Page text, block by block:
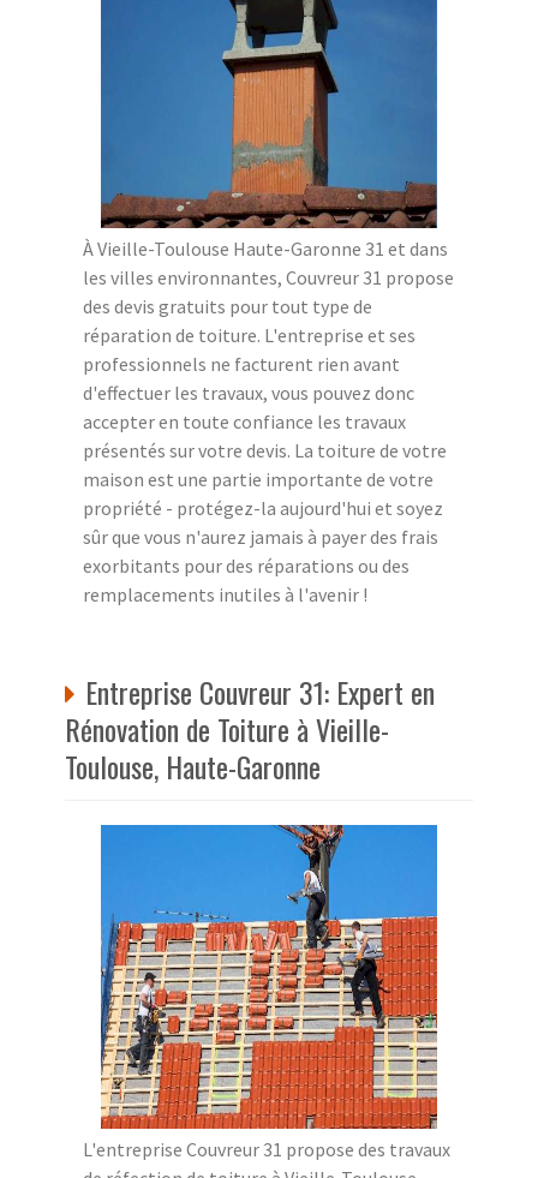
À Vieille-Toulouse Haute-Garonne 31 et dans
les villes environnantes, Couvreur 31 propose
des devis gratuits pour tout type de
réparation de toiture. L'entreprise et ses
professionnels ne facturent rien avant
d'effectuer les travaux, vous pouvez donc
accepter en toute confiance les travaux
présentés sur votre devis. La toiture de votre
maison est une partie importante de votre
propriété - protégez-la aujourd'hui et soyez
sûr que vous n'aurez jamais à payer des frais
exorbitants pour des réparations ou des
remplacements inutiles à l'avenir !
Entreprise Couvreur 31: Expert en
Rénovation de Toiture à Vieille-
Toulouse, Haute-Garonne
L'entreprise Couvreur 31 propose des travaux